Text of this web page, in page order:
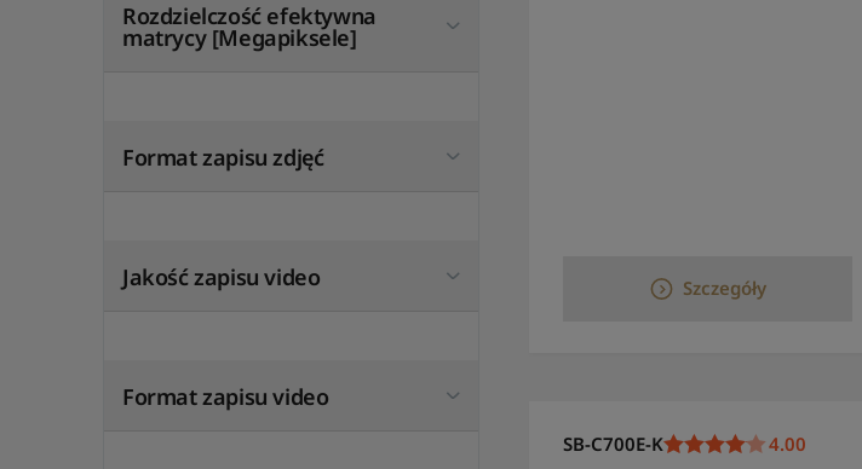
Rozdzielczość efektywna
matrycy [Megapiksele]
Format zapisu zdjęć
Jakość zapisu video
Format zapisu video
Szczegóły
SB-C700E-K 4.00